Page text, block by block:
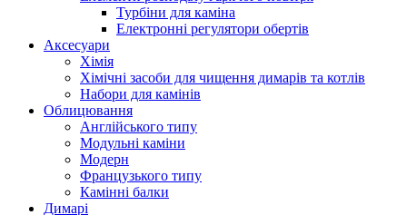
Турбіни для каміна
Електронні регулятори обертів
Аксесуари
Хімія
Хімічні засоби для чищення димарів та котлів
Набори для камінів
Облицювання
Англійського типу
Модульні каміни
Модерн
Французького типу
Камінні балки
Димарі